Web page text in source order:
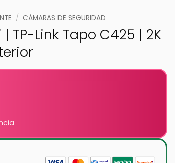
/ CÁMARAS DE SEGURIDAD
TP-Link Tapo C425 | 2K